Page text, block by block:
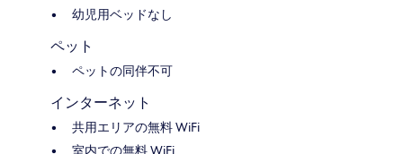
幼児用ベッドなし
ペット
ペットの同伴不可
インターネット
共用エリアの無料 WiFi
室内での無料 WiFi